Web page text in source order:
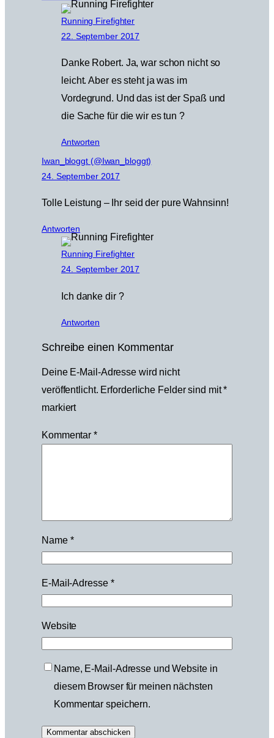
Running Firefighter
22. September 2017
Danke Robert. Ja, war schon nicht so
leicht. Aber es steht ja was im
Vordegrund. Und das ist der Spaß und
die Sache für die wir es tun ?
Antworten
Iwan_bloggt (@Iwan_bloggt)
24. September 2017
Tolle Leistung – Ihr seid der pure Wahnsinn!
Antworten
Running Firefighter
24. September 2017
Ich danke dir ?
Antworten
Schreibe einen Kommentar
Deine E-Mail-Adresse wird nicht
veröffentlicht. Erforderliche Felder sind mit*
markiert
Kommentar*
Name *
E-Mail-Adresse *
Website
Name, E-Mail-Adresse und Website in
diesem Browser für meinen nächsten
Kommentar speichern.